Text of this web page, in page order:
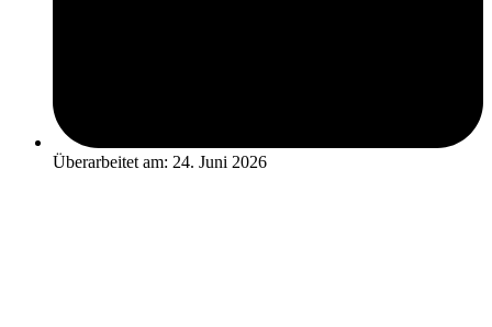
Überarbeitet am: 24. Juni 2026